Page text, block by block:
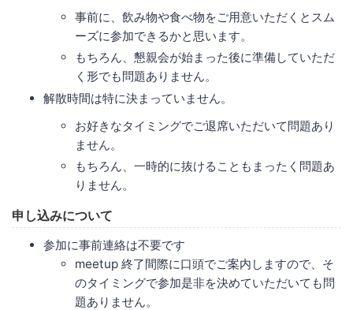
事前に、飲み物や食べ物をご用意いただくとスム
ーズに参加できるかと思います。
もちろん、懇親会が始まった後に準備していただ
く形でも問題ありません。
解散時間は特に決まっていません。
お好きなタイミングでご退席いただいて問題あり
ません。
もちろん、一時的に抜けることもまったく問題あ
りません。
申し込みについて
参加に事前連絡は不要です
meetup 終了間際に口頭でご案内しますので、そ
のタイミングで参加是非を決めていただいても問
題ありません。